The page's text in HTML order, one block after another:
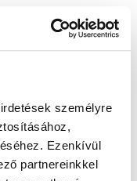
személyre
Ezenkívül
partnereinkkel